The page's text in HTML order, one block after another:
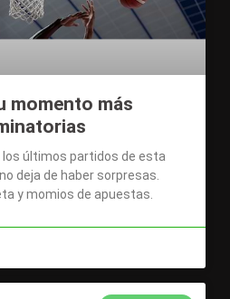
momento más
los últimos partidos de esta
deja de haber sorpresas.
y momios de apuestas.